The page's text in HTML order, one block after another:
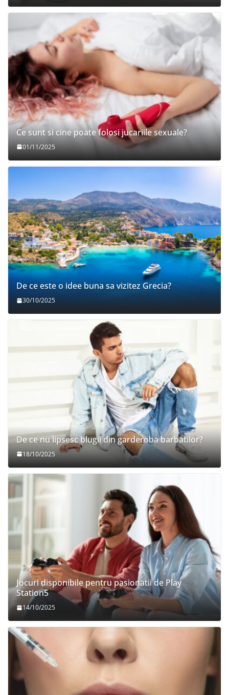
Ce sunt si cine poate folosi jucariile sexuale?
01/11/2025
De ce este o idee buna sa vizitez Grecia?
30/10/2025
De ce nu lipsesc blugii din garderoba barbatilor?
18/10/2025
Jocuri disponibile pentru pasionatii de Play
Station5
14/10/2025